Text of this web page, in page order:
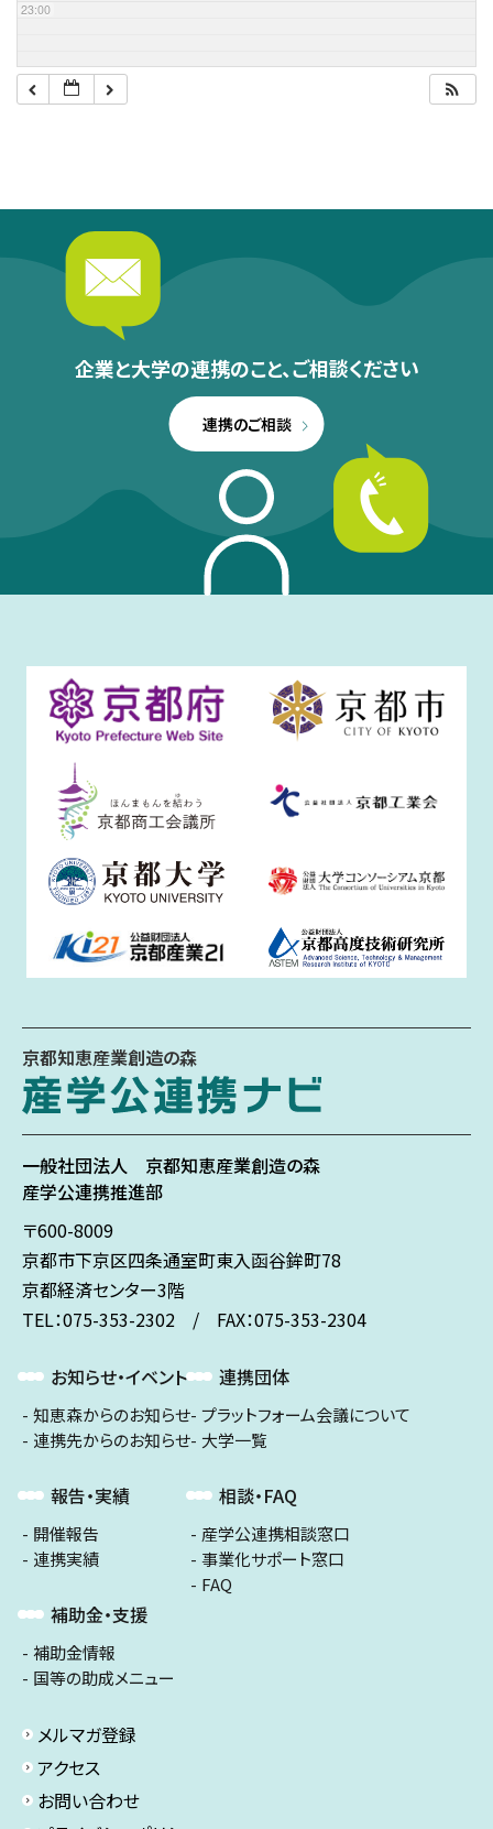
23:00
企業と大学の連携のこと、ご相談ください
連携のご相談
京都知恵産業創造の森
一般社団法人 京都知恵産業創造の森
産学公連携推進部
〒600-8009
京都市下京区四条通室町東入函谷鉾町78
京都経済センター3階
TEL：075-353-2302 / FAX：075-353-2304
お知らせ・イベント
知恵森からのお知らせ
連携先からのお知らせ
報告・実績
開催報告
連携実績
補助金・支援
補助金情報
国等の助成メニュー
連携団体
プラットフォーム会議について
大学一覧
相談・FAQ
産学公連携相談窓口
事業化サポート窓口
FAQ
メルマガ登録
アクセス
お問い合わせ